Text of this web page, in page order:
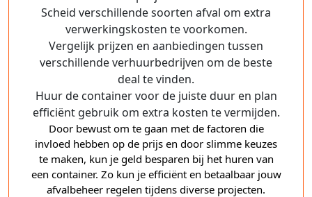
Scheid verschillende soorten afval om extra
verwerkingskosten te voorkomen.
Vergelijk prijzen en aanbiedingen tussen
verschillende verhuurbedrijven om de beste
deal te vinden.
Huur de container voor de juiste duur en plan
efficiënt gebruik om extra kosten te vermijden.
Door bewust om te gaan met de factoren die
invloed hebben op de prijs en door slimme keuzes
te maken, kun je geld besparen bij het huren van
een container. Zo kun je efficiënt en betaalbaar jouw
afvalbeheer regelen tijdens diverse projecten.